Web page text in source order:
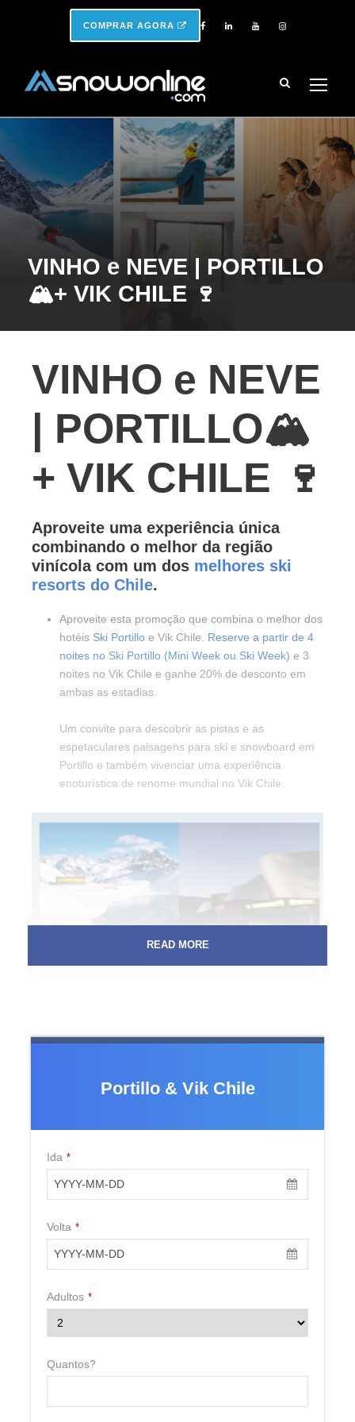
COMPRAR AGORA
VINHO e NEVE | PORTILLO
🏔️+ VIK CHILE 🍷
Portillo & Vik Chile
Ida *
Volta *
Adultos *
Quantos?
VINHO e NEVE
| PORTILLO🏔️
+ VIK CHILE 🍷
Aproveite uma experiência única
combinando o melhor da região
vinícola com um dos melhores ski
resorts do Chile.
Aproveite esta promoção que combina o melhor dos
hotéis Ski Portillo e Vik Chile. Reserve a partir de 4
noites no Ski Portillo (Mini Week ou Ski Week) e 3
noites no Vik Chile e ganhe 20% de desconto em
ambas as estadias.
Um convite para descobrir as pistas e as
espetaculares paisagens para ski e snowboard em
Portillo e também vivenciar uma experiência
enoturística de renome mundial no Vik Chile.
Aplicar um desconto de 20% em cada hotel sobre
os preços publicados.
ou Ski Week 7 noites entre 20/06 a 26/09 de 2026
no
em Inca Lodge.
As estadias devem ser combinadas na mesma
É pessoal e intransferível.
READ MORE